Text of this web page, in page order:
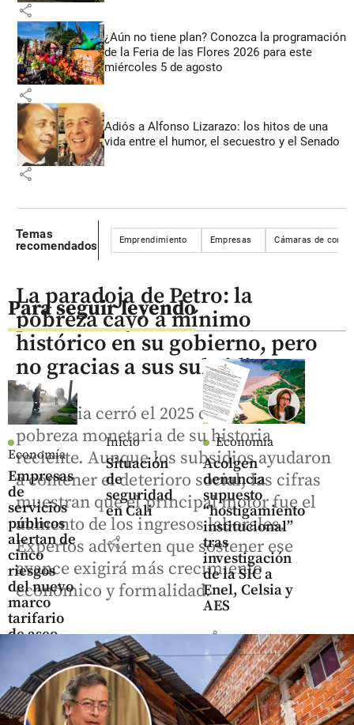
share
¿Aún no tiene plan? Conozca la programación
de la Feria de las Flores 2026 para este
miércoles 5 de agosto
share
Adiós a Alfonso Lizarazo: los hitos de una
vida entre el humor, el secuestro y el Senado
share
Temas
recomendados
Emprendimiento Empresas Cámaras de
Para seguir leyendo
Economía
Empresas
de
servicios
públicos
alertan de
cinco
riesgos
del nuevo
marco
tarifario
de aseo
Inicio
Situación
de
seguridad
en Cali
share
Economía
Acolgen
denuncia
supuesto
“hostigamiento
institucional”
tras
investigación
de la SIC a
Enel, Celsia y
AES
share
La paradoja de Petro: la
pobreza cayó a mínimo
histórico en su gobierno, pero
no gracias a sus subsidios
Colombia cerró el 2025 con la menor
pobreza monetaria de su historia
reciente. Aunque los subsidios ayudaron
a contener el deterioro social, las cifras
muestran que el principal motor fue el
aumento de los ingresos laborales.
Expertos advierten que sostener ese
avance exigirá más crecimiento
económico y formalidad.